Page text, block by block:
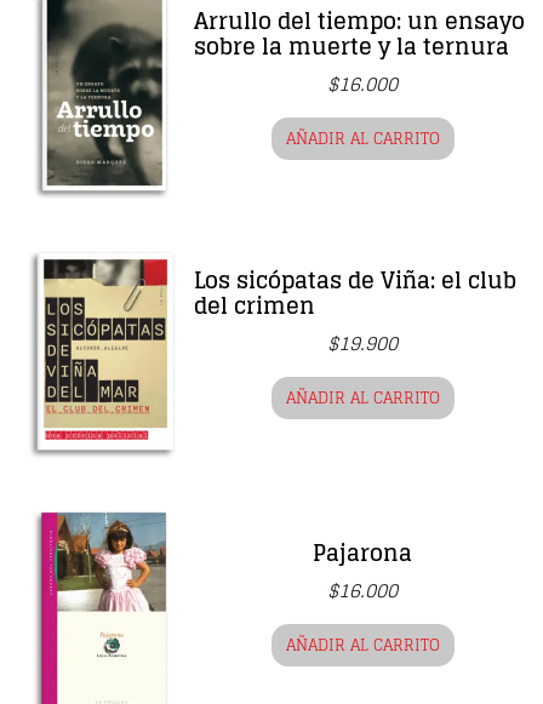
Arrullo del tiempo: un ensayo
sobre la muerte y la ternura
$16.000
AÑADIR AL CARRITO
Los sicópatas de Viña: el club
del crimen
$19.900
AÑADIR AL CARRITO
Pajarona
$16.000
AÑADIR AL CARRITO